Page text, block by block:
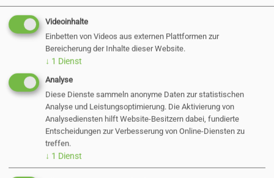
Störpotenzial und Bedarf
Die untere Naturschutzbehörde des Kreises
Pinneberg hat dem Standort zugestimmt
Warum wurde Rosenfeld
Süd als Standort gewählt?
Die FlächeRosenfeld Südwurde nach
Videoinhalte
Einbetten von Videos aus externen Plattformen zur
Bereicherung der Inhalte dieser Website.
↓ 1 Dienst
Analyse
Diese Dienste sammeln anonyme Daten zur statistischen
Analyse und Leistungsoptimierung. Die Aktivierung von
Analysediensten hilft Website-Besitzern dabei, fundierte
Entscheidungen zur Verbesserung von Online-Diensten zu
treffen.
↓ 1 Dienst